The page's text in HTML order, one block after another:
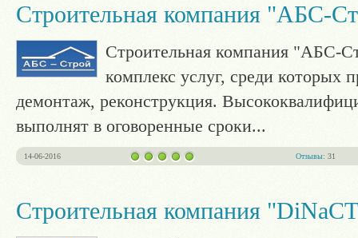
Строительная компания "АБС-
Строительная компания "АБС-
комплекс услуг, среди которых
демонтаж, реконструкция.
выполнят в оговоренные сроки...
14-06-2016 Отзывы: 31
Строительная компания